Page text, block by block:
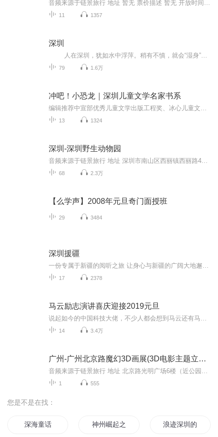
11 1357
深圳
79 1.6万
冲吧！小恐龙｜深圳儿童文学名家书系
13 1324
深圳-深圳野生动物园
68 2.3万
【么学声】2008年元旦奇门面授班
29 3484
深圳援疆
17 2378
马云励志演讲喜庆迎接2019元旦
14 3.4万
广州-广州北京路魔幻3D画展(3D电影主题立体画)
1 555
您是不是在找：
深海童话 神州崛起之异能深圳行 浪迹深圳的岁月